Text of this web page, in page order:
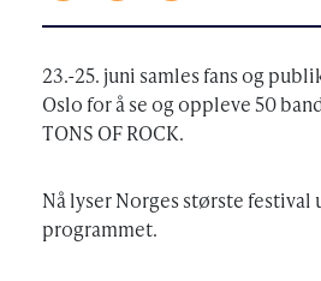
23.-25. juni samles fans og
Oslo for å se og oppleve 50
TONS OF ROCK.
Nå lyser Norges største festival
programmet.